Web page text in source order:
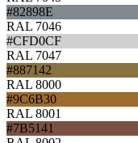
#82898E
RAL 7046
#CFD0CF
RAL 7047
#887142
RAL 8000
#9C6B30
RAL 8001
#7B5141